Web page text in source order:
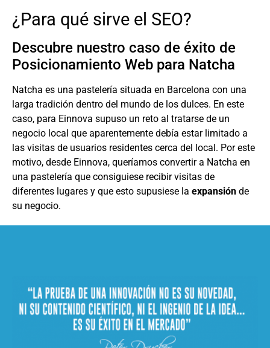
¿Para qué sirve el SEO?
Descubre nuestro caso de éxito de
Posicionamiento Web para Natcha
Natcha es una pastelería situada en Barcelona con una
larga tradición dentro del mundo de los dulces. En este
caso, para Einnova supuso un reto al tratarse de un
negocio local que aparentemente debía estar limitado a
las visitas de usuarios residentes cerca del local. Por este
motivo, desde Einnova, queríamos convertir a Natcha en
una pastelería que consiguiese recibir visitas de
diferentes lugares y que esto supusiese la expansión de
su negocio.